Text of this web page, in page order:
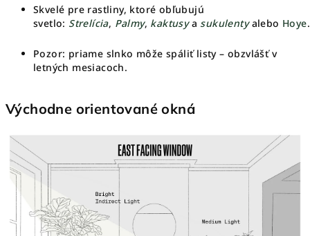
Skvelé pre rastliny, ktoré obľubujú
svetlo: Strelícia, Palmy, kaktusy a sukulenty alebo Hoye.
Pozor: priame slnko môže spáliť listy – obzvlášť v
letných mesiacoch.
Východne orientované okná